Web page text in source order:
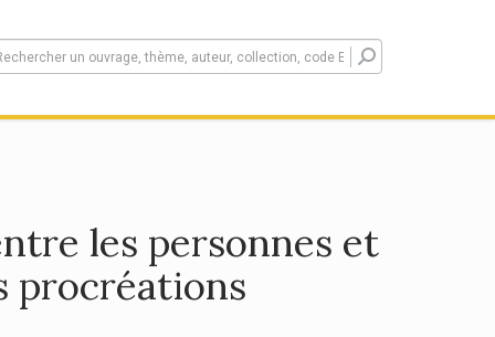
les personnes et
procréations